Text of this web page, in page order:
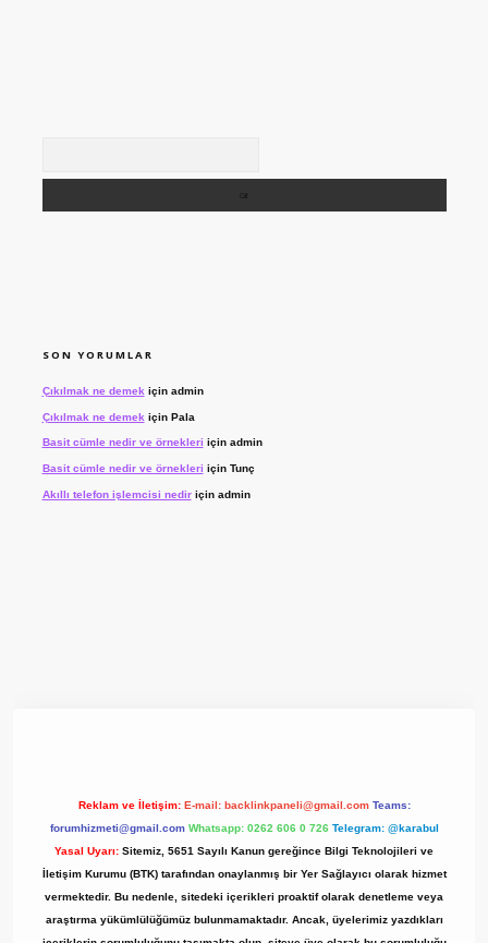
SON YORUMLAR
Çıkılmak ne demek için admin
Çıkılmak ne demek için Pala
Basit cümle nedir ve örnekleri için admin
Basit cümle nedir ve örnekleri için Tunç
Akıllı telefon işlemcisi nediriçin admin
Reklam ve İletişim: E-mail: backlinkpaneli@gmail.com Teams:
forumhizmeti@gmail.com Whatsapp: 0262 606 0 726 Telegram: @karabul
Yasal Uyarı: Sitemiz, 5651 Sayılı Kanun gereğince Bilgi Teknolojileri ve
İletişim Kurumu (BTK) tarafından onaylanmış bir Yer Sağlayıcı olarak hizmet
vermektedir. Bu nedenle, sitedeki içerikleri proaktif olarak denetleme veya
araştırma yükümlülüğümüz bulunmamaktadır. Ancak, üyelerimiz yazdıkları